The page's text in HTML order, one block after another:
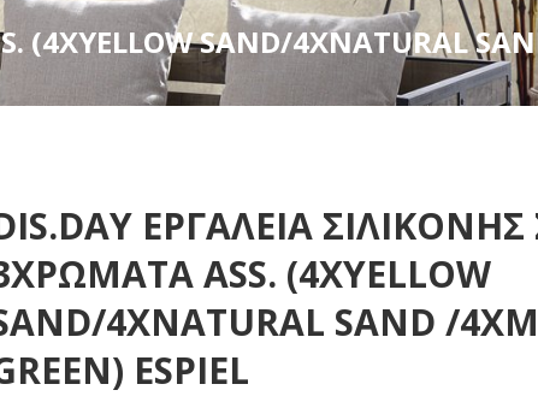
SAND/4XNATURAL
ΕΡΓΑΛΕΙΑ ΣΙΛΙΚΟΝΗΣ
ASS. (4XYELLOW
4XNATURAL SAND /
ESPIEL